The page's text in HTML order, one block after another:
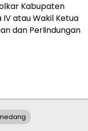
Kabupaten
IV atau Wakil Ketua
dan Perlindungan